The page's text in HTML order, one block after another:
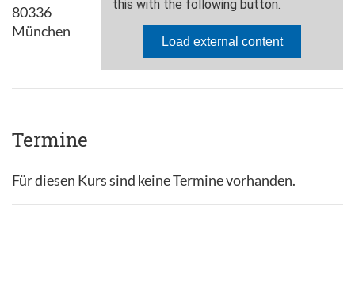
80336
München
Termine
Für diesen Kurs sind keine Termine vorhanden.